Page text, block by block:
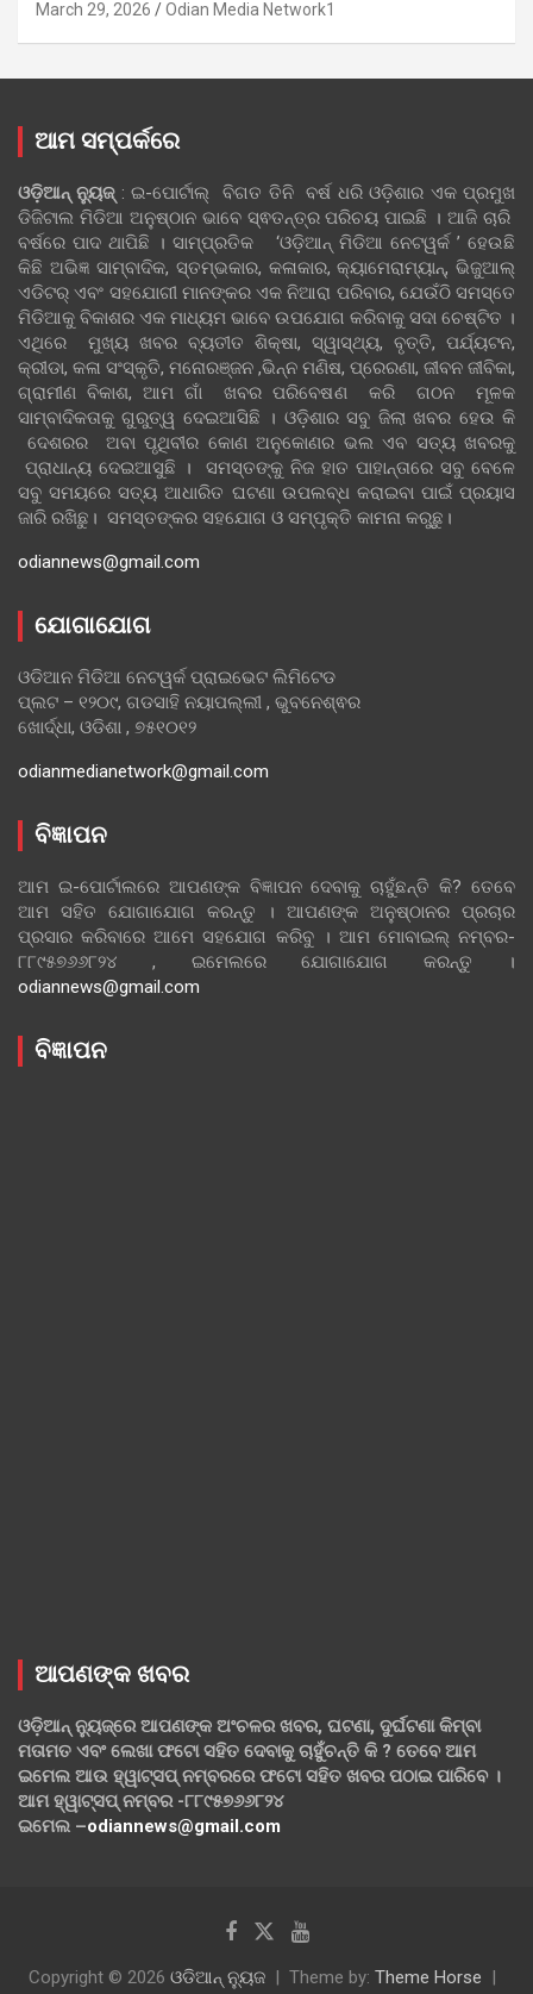
March 29, 2026 Odian Media Network1
ଆମ ସମ୍ପର୍କରେ
ଓଡ଼ିଆନ୍‍ ନ୍ୟୁଜ୍‍: ଇ-ପୋର୍ଟାଲ୍ ବିଗତ ତିନି ବର୍ଷ ଧରି ଓଡ଼ିଶାର ଏକ ପ୍ରମୁଖ
ଡିଜିଟାଲ ମିଡିଆ ଅନୁଷ୍ଠାନ ଭାବେ ସ୍ଵତନ୍ତ୍ର ପରିଚୟ ପାଇଛି । ଆଜି ଚାରି
ବର୍ଷରେ ପାଦ ଥାପିଛି । ସାମ୍ପ୍ରତିକ ‘ଓଡ଼ିଆନ୍‍ ମିଡିଆ ନେଟୱର୍କ ’ ହେଉଛି
କିଛି ଅଭିଜ୍ଞ ସାମ୍ବାଦିକ, ସ୍ତମ୍ଭକାର, କଳାକାର, କ୍ୟାମେରାମ୍ୟାନ୍, ଭିଜୁଆଲ୍
ଏଡିଟର୍ ଏବଂ ସହଯୋଗୀ ମାନଙ୍କର ଏକ ନିଆରା ପରିବାର, ଯେଉଁଠି ସମସ୍ତେ
ମିଡିଆକୁ ବିକାଶର ଏକ ମାଧ୍ୟମ ଭାବେ ଉପଯୋଗ କରିବାକୁ ସଦା ଚେଷ୍ଟିତ ।
ଏଥିରେ ମୁଖ୍ୟ ଖବର ବ୍ୟତୀତ ଶିକ୍ଷା, ସ୍ୱାସ୍ଥ୍ୟ, ବୃତ୍ତି, ପର୍ଯ୍ୟଟନ,
କ୍ରୀଡା, କଳା ସଂସ୍କୃତି, ମନୋରଞ୍ଜନ ,ଭିନ୍ନ ମଣିଷ, ପ୍ରେରଣା, ଜୀବନ ଜୀବିକା,
ଗ୍ରାମୀଣ ବିକାଶ, ଆମ ଗାଁ ଖବର ପରିବେଷଣ କରି ଗଠନ ମୂଳକ
ସାମ୍ବାଦିକତାକୁ ଗୁରୁତ୍ୱ ଦେଇଆସିଛି । ଓଡ଼ିଶାର ସବୁ ଜିଲା ଖବର ହେଉ କି
ଦେଶରର ଅବା ପୃଥିବୀର କୋଣ ଅନୁକୋଣର ଭଲ ଏବ ସତ୍ୟ ଖବରକୁ
ପ୍ରାଧାନ୍ୟ ଦେଇଆସୁଛି । ସମସ୍ତଙ୍କୁ ନିଜ ହାତ ପାହାନ୍ତାରେ ସବୁ ବେଳେ
ସବୁ ସମୟରେ ସତ୍ୟ ଆଧାରିତ ଘଟଣା ଉପଲବ୍ଧ କରାଇବା ପାଇଁ ପ୍ରୟାସ
ଜାରି ରଖିଛୁ। ସମସ୍ତଙ୍କର ସହଯୋଗ ଓ ସମ୍ପୃକ୍ତି କାମନା କରୁଛୁ।
odiannews@gmail.com
ଯୋଗାଯୋଗ
ଓଡିଆନ ମିଡିଆ ନେଟୱର୍କ ପ୍ରାଇଭେଟ ଲିମିଟେଡ
ପ୍ଲଟ – ୧୨୦୯, ଗଡସାହି ନୟାପଲ୍ଲୀ , ଭୁବନେଶ୍ଵର
ଖୋର୍ଦ୍ଧା, ଓଡିଶା , ୭୫୧୦୧୨
odianmedianetwork@gmail.com
ବିଜ୍ଞାପନ
ଆମ ଇ-ପୋର୍ଟାଲରେ ଆପଣଙ୍କ ବିଜ୍ଞାପନ ଦେବାକୁ ଚାହୁଁଛନ୍ତି କି? ତେବେ
ଆମ ସହିତ ଯୋଗାଯୋଗ କରନ୍ତୁ । ଆପଣଙ୍କ ଅନୁଷ୍ଠାନର ପ୍ରଚାର
ପ୍ରସାର କରିବାରେ ଆମେ ସହଯୋଗ କରିବୁ । ଆମ ମୋବାଇଲ୍ ନମ୍ବର-
୮୮୯୫୭୬୬୮୨୪ , ଇମେଲରେ ଯୋଗାଯୋଗ କରନ୍ତୁ ।
odiannews@gmail.com
ବିଜ୍ଞାପନ
ଆପଣଙ୍କ ଖବର
ଓଡ଼ିଆନ୍ ନ୍ୟୁଜ୍‌ରେ ଆପଣଙ୍କ ଅଂଚଳର ଖବର, ଘଟଣା, ଦୁର୍ଘଟଣା କିମ୍ବା
ମତାମତ ଏବଂ ଲେଖା ଫଟୋ ସହିତ ଦେବାକୁ ଚାହୁଁଚନ୍ତି କି ? ତେବେ ଆମ
ଇମେଲ ଆଉ ହ୍ୱାଟ୍‌ସପ୍ ନମ୍ବରରେ ଫଟୋ ସହିତ ଖବର ପଠାଇ ପାରିବେ ।
ଆମ ହ୍ୱାଟ୍‌ସପ୍ ନମ୍ବର -୮୮୯୫୭୬୬୮୨୪
ଇମେଲ –odiannews@gmail.com
Copyright © 2026 ଓଡିଆନ୍ ନ୍ୟୁଜ Theme by: Theme Horse